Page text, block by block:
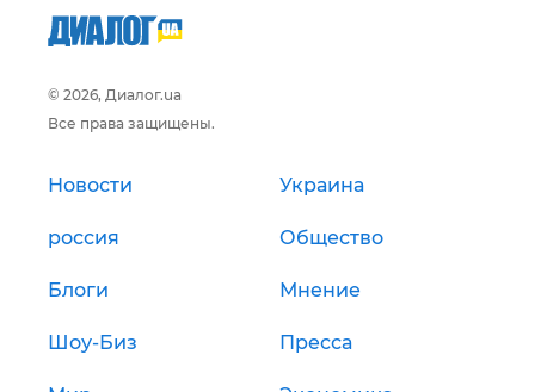
© 2026, Диалог.ua
Все права защищены.
Новости Украина
россия Общество
Блоги Мнение
Шоу-Биз Пресса